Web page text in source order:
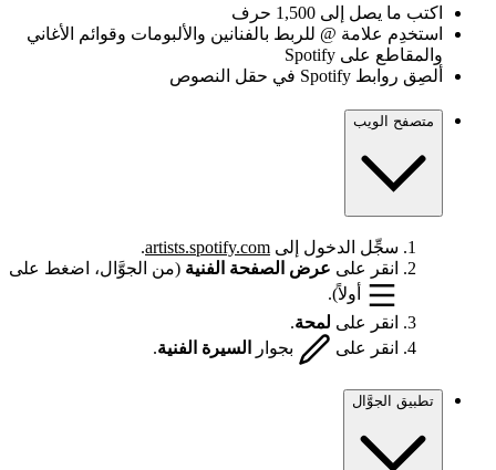
اكتب ما يصل إلى 1,500 حرف
استخدِم علامة @ للربط بالفنانين والألبومات وقوائم الأغاني
والمقاطع على Spotify
ألصِق روابط Spotify في حقل النصوص
متصفح الويب
سجِّل الدخول إلى artists.spotify.com
.
انقر على عرض الصفحة الفنية (من الجوَّال، اضغط على
أولاً).
انقر على لمحة.
انقر على
بجوار السيرة الفنية.
تطبيق الجوَّال